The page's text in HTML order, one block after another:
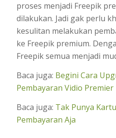
proses menjadi Freepik
dilakukan. Jadi gak perlu
kesulitan melakukan
ke Freepik premium.
Freepik semua menjadi
Baca juga: Begini Cara
Pembayaran Vidio Premier
Baca juga: Tak Punya
Pembayaran Aja